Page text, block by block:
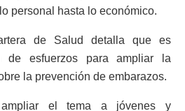
personal hasta lo económico.
de Salud detalla que es
de esfuerzos para ampliar la
la prevención de embarazos.
ampliar el tema a jóvenes y